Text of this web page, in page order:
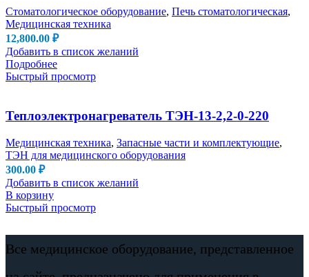
Стоматологическое оборудование, Печь стоматологическая,
Медицинская техника
12,800.00 ₽
Добавить в список желаний
Подробнее
Быстрый просмотр
Теплоэлектронагреватель ТЭН-13-2,2-0-220
Медицинская техника, Запасные части и комплектующие,
ТЭН для медицинского оборудования
300.00 ₽
Добавить в список желаний
В корзину
Быстрый просмотр
Все медицинское оборудование, представленное